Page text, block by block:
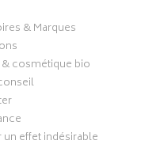
& Marques
cosmétique bio
effet indésirable